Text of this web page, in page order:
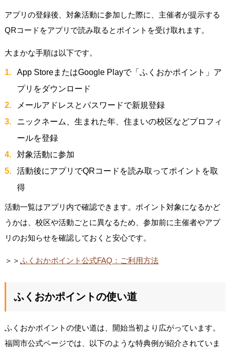
アプリの登録後、対象活動に参加した際に、主催者が提示する
QRコードをアプリで読み取るとポイントを受け取れます。
大まかな手順は以下です。
App StoreまたはGoogle Playで「ふくおかポイント」ア
プリをダウンロード
メールアドレスとパスワードで新規登録
ニックネーム、生まれた年、住まいの校区などプロフィ
ールを登録
対象活動に参加
活動後にアプリでQRコードを読み取ってポイントを取
得
活動一覧はアプリ内で確認できます。ポイント対象になるかど
うかは、校区や活動ごとに異なるため、参加前に主催者やアプ
リのお知らせを確認しておくと安心です。
＞＞ ふくおかポイント公式FAQ：ご利用方法
ふくおかポイントの使い道
ふくおかポイントの使い道は、開始当初より広がっています。
福岡市公式ページでは、以下のような特典例が紹介されていま